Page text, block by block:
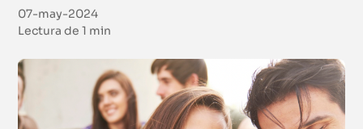
07-may-2024
Lectura de1 min